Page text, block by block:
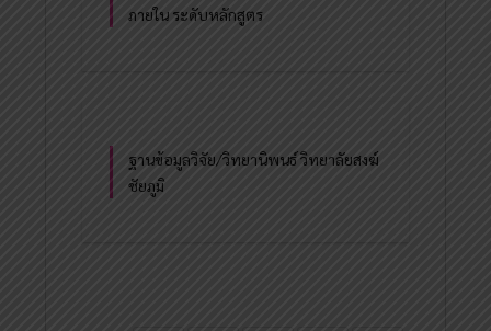
ภายใน ระดับหลักสูตร
ฐานข้อมูลวิจัย/วิทยานิพนธ์ วิทยาลัยสงฆ์
ชัยภูมิ